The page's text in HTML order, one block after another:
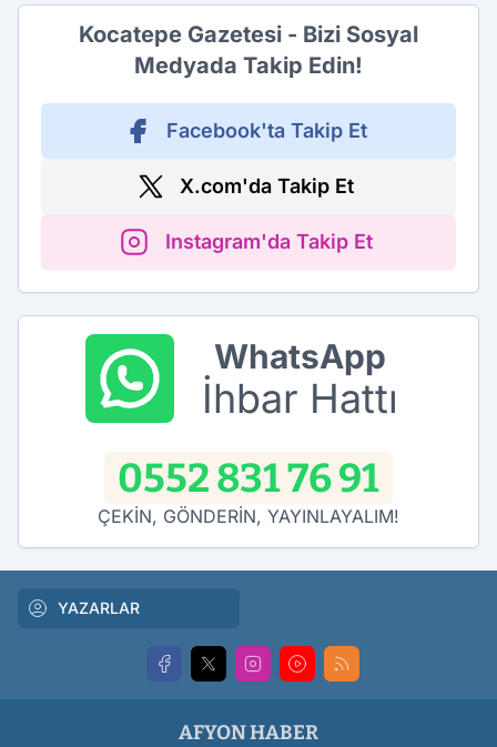
Kocatepe Gazetesi - Bizi Sosyal
Medyada Takip Edin!
Facebook'ta Takip Et
X.com'da Takip Et
Instagram'da Takip Et
WhatsApp
İhbar Hattı
0552 831 76 91
ÇEKİN, GÖNDERİN, YAYINLAYALIM!
YAZARLAR
AFYON HABER